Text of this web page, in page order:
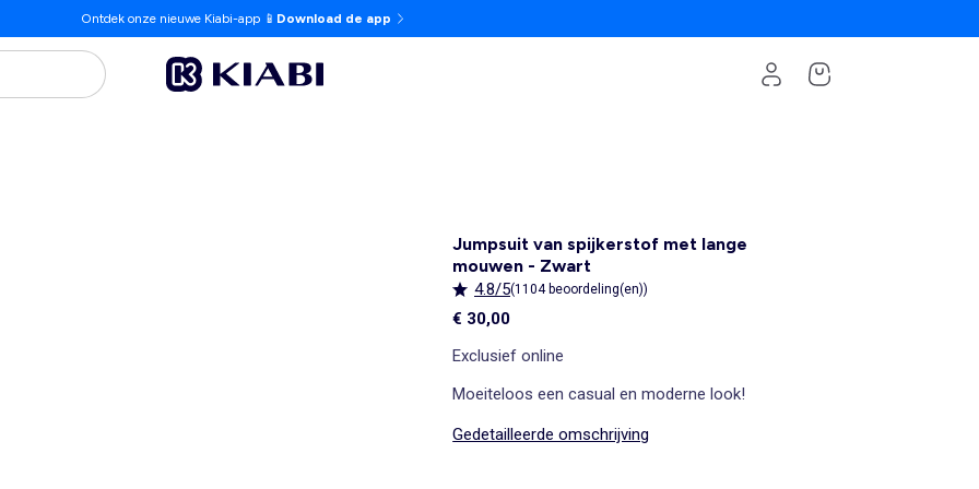
Ontdek onze nieuwe Kiabi-app 📱 Download de app
Jumpsuit van spijkerstof met lange
mouwen - Zwart
4.8/5(1104 beoordeling(en))
€ 30,00
Exclusief online
Moeiteloos een casual en moderne look!
Gedetailleerde omschrijving